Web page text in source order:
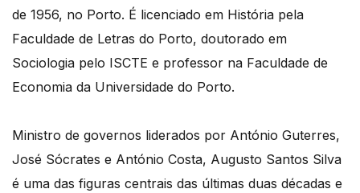
de 1956, no Porto. É licenciado em História pela
Faculdade de Letras do Porto, doutorado em
Sociologia pelo ISCTE e professor na Faculdade de
Economia da Universidade do Porto.
Ministro de governos liderados por António Guterres,
José Sócrates e António Costa, Augusto Santos Silva
é uma das figuras centrais das últimas duas décadas e